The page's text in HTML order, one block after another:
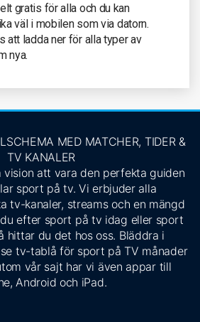
gratis för alla och du kan
väl i mobilen som via datorn.
att ladda ner för alla typer av
nya.
MED MATCHER, TIDER &
TV KANALER
vision att vara den perfekta guiden
sport på tv. Vi erbjuder alla
tv-kanaler, streams och en mängd
efter sport på tv idag eller sport
hittar du det hos oss. Bläddra i
tv-tablå för sport på TV månader
vår sajt har vi även appar till
Android och iPad.